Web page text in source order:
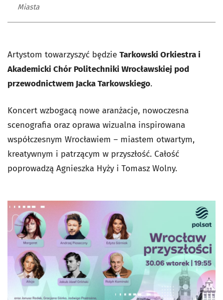
Miasta
Artystom towarzyszyć będzie Tarkowski Orkiestra i
Akademicki Chór Politechniki Wrocławskiej pod
przewodnictwem Jacka Tarkowskiego.
Koncert wzbogacą nowe aranżacje, nowoczesna
scenografia oraz oprawa wizualna inspirowana
współczesnym Wrocławiem – miastem otwartym,
kreatywnym i patrzącym w przyszłość. Całość
poprowadzą Agnieszka Hyży i Tomasz Wolny.